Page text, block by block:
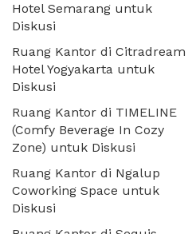
Hotel Semarang untuk
Diskusi
Ruang Kantor di Citradream
Hotel Yogyakarta untuk
Diskusi
Ruang Kantor di TIMELINE
(Comfy Beverage In Cozy
Zone) untuk Diskusi
Ruang Kantor di Ngalup
Coworking Space untuk
Diskusi